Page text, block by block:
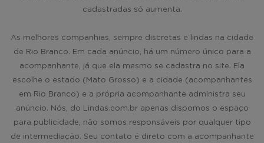
cadastradas só aumenta.
As melhores companhias, sempre discretas e lindas na cidade
de Rio Branco. Em cada anúncio, há um número único para a
acompanhante, já que ela mesmo se cadastra no site. Ela
escolhe o estado (Mato Grosso) e a cidade (acompanhantes
em Rio Branco) e a própria acompanhante administra seu
anúncio. Nós, do Lindas.com.br apenas dispomos o espaço
para publicidade, não somos responsáveis por qualquer tipo
de intermediação. Seu contato é direto com a acompanhante